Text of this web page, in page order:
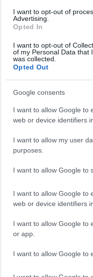
I want to opt-out of
Advertising.
Opted In
I want to opt-out of
of my Personal Data that
was collected.
Opted Out
Google consents
I want to allow Google to
web or device identifiers
I want to allow my user
purposes.
I want to allow Google to
I want to allow Google to
web or device identifiers
I want to allow Google to
or app.
I want to allow Google to